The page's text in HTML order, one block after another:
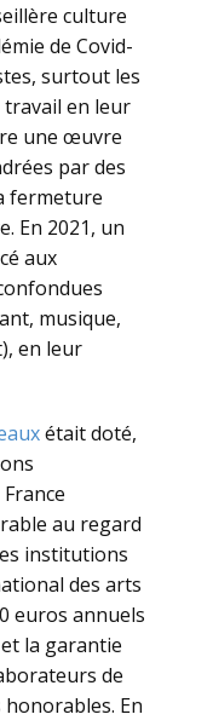
culture
de Covid-
surtout les
travail en leur
une œuvre
par des
fermeture
En 2021, un
aux
musique,
en leur
était doté,
au regard
institutions
des arts
euros annuels
la garantie
de
En